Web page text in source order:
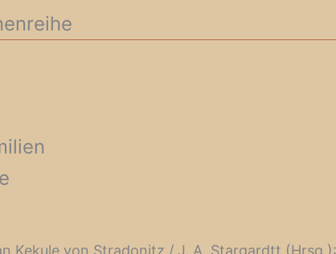
Kekule von Stradonitz / J. A. Stargardtt